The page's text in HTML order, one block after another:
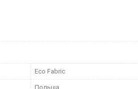
Eco Fabric
Польща